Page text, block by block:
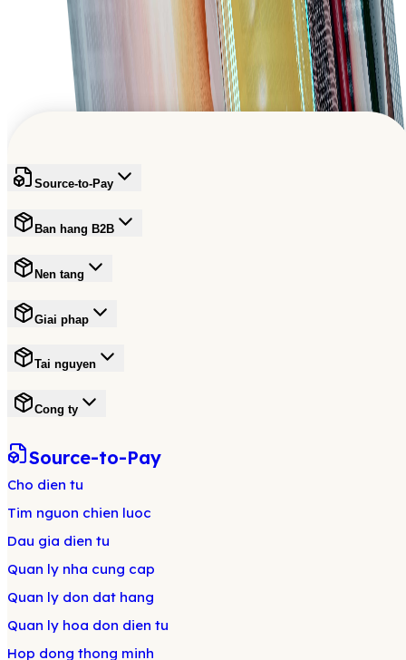
Thuc day tang truong B2B toan cau
Tham gia mang luoi dang tin cay dang dinh hinh tuong
thuong mai
Dang ky mien phi
Source-to-Pay
Ban hang B2B
Nen tang
Giai phap
Tai nguyen
Cong ty
Source-to-Pay
Cho dien tu
Tim nguon chien luoc
Dau gia dien tu
Quan ly nha cung cap
Quan ly don dat hang
Quan ly hoa don dien tu
Hop dong thong minh